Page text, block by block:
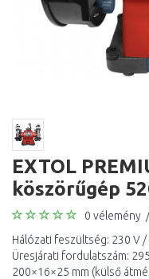
EXTOL
köszörűgép
0 vélemény /
Hálózati feszültség: 230 V
Üresjárati fordulatszám:
200×16×25 mm (külső